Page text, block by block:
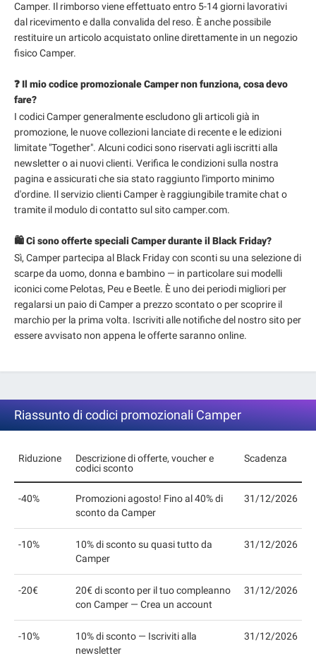
Camper. Il rimborso viene effettuato entro 5-14 giorni lavorativi
dal ricevimento e dalla convalida del reso. È anche possibile
restituire un articolo acquistato online direttamente in un negozio
fisico Camper.
❓ Il mio codice promozionale Camper non funziona, cosa devo
fare?
I codici Camper generalmente escludono gli articoli già in
promozione, le nuove collezioni lanciate di recente e le edizioni
limitate "Together". Alcuni codici sono riservati agli iscritti alla
newsletter o ai nuovi clienti. Verifica le condizioni sulla nostra
pagina e assicurati che sia stato raggiunto l'importo minimo
d'ordine. Il servizio clienti Camper è raggiungibile tramite chat o
tramite il modulo di contatto sul sito camper.com.
🛍️ Ci sono offerte speciali Camper durante il Black Friday?
Sì, Camper partecipa al Black Friday con sconti su una selezione di
scarpe da uomo, donna e bambino — in particolare sui modelli
iconici come Pelotas, Peu e Beetle. È uno dei periodi migliori per
regalarsi un paio di Camper a prezzo scontato o per scoprire il
marchio per la prima volta. Iscriviti alle notifiche del nostro sito per
essere avvisato non appena le offerte saranno online.
Riassunto di codici promozionali Camper
Riduzione
Descrizione di offerte, voucher e
codici sconto
Scadenza
-40%
Promozioni agosto! Fino al 40% di
sconto da Camper
31/12/2026
-10%
10% di sconto su quasi tutto da
Camper
31/12/2026
-20€
20€ di sconto per il tuo compleanno
con Camper — Crea un account
31/12/2026
-10%
10% di sconto — Iscriviti alla
newsletter
31/12/2026